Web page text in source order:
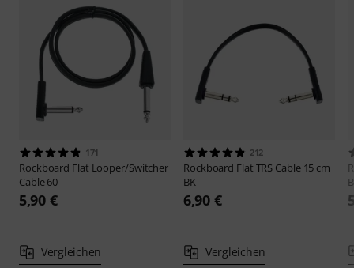
171
Rockboard Flat Looper/Switcher
Cable 60
5,90 €
Vergleichen
212
Rockboard Flat TRS Cable 15 cm
BK
6,90 €
Vergleichen